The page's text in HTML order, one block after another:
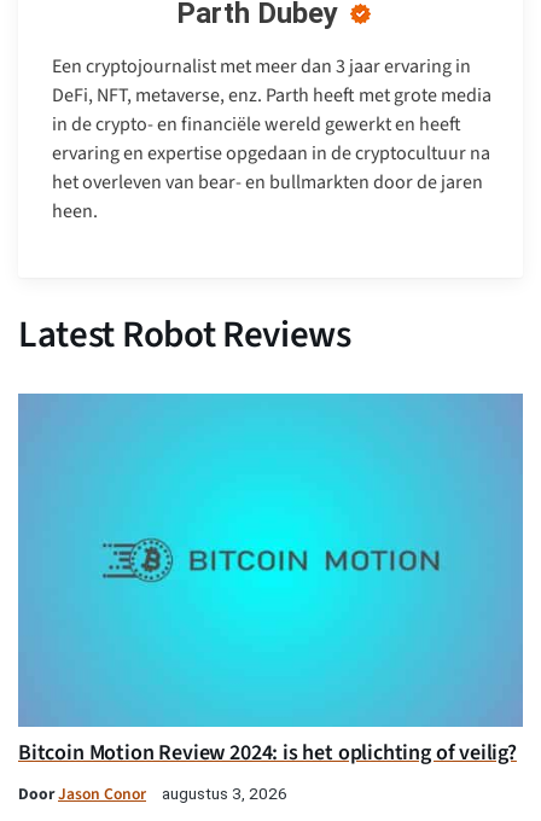
Parth Dubey
Een cryptojournalist met meer dan 3 jaar ervaring in
DeFi, NFT, metaverse, enz. Parth heeft met grote media
in de crypto- en financiële wereld gewerkt en heeft
ervaring en expertise opgedaan in de cryptocultuur na
het overleven van bear- en bullmarkten door de jaren
heen.
Latest Robot Reviews
Bitcoin Motion Review 2024: is het oplichting of veilig?
DoorJason Conor augustus 3, 2026